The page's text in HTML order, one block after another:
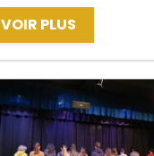
VOIR PLUS